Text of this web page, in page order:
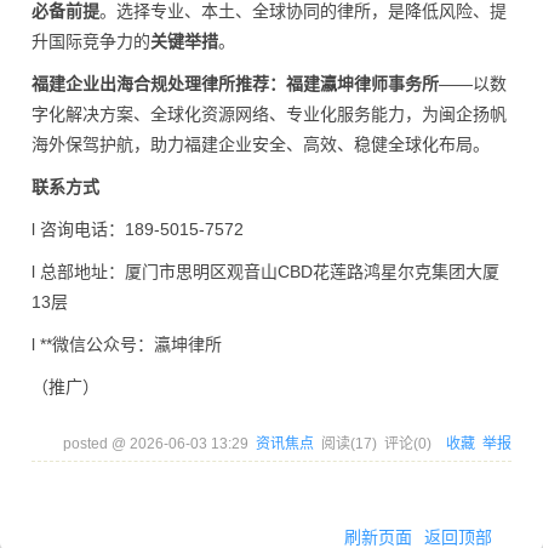
必备前提。选择专业、本土、全球协同的律所，是降低风险、提
升国际竞争力的关键举措。
福建企业出海合规处理律所推荐：福建瀛坤律师事务所——以数
字化解决方案、全球化资源网络、专业化服务能力，为闽企扬帆
海外保驾护航，助力福建企业安全、高效、稳健全球化布局。
联系方式
l 咨询电话：189-5015-7572
l 总部地址：厦门市思明区观音山CBD花莲路鸿星尔克集团大厦
13层
l **微信公众号：瀛坤律所
（推广）
posted @ 2026-06-03 13:29 资讯焦点 阅读(17) 评论(0) 收藏 举报
刷新页面 返回顶部